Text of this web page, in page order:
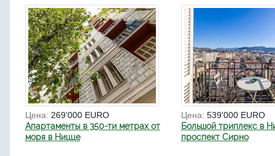
Цена: 269'000 EURO
Апартаменты в 350-ти метрах от
моря в Ницце
Цена: 539'000 EURO
Большой триплекс в
проспект Сирно